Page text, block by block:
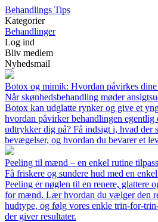
Behandlings Tips
Kategorier
Behandlinger
Log ind
Bliv medlem
Nyhedsmail
Botox og mimik: Hvordan påvirkes
Når skønhedsbehandling møder
Botox kan udglatte rynker og give et
hvordan påvirker behandlingen
udtrykker dig på? Få indsigt i, hvad der
bevægelser, og hvordan du bevarer et
Peeling til mænd – en enkel rutine
Få friskere og sundere hud med en
Peeling er nøglen til en renere, glattere
for mænd. Lær hvordan du vælger den
hudtype, og følg vores enkle trin-for-
der giver resultater.